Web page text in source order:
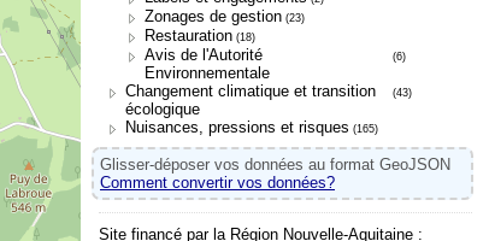
Zonages de gestion (23)
Restauration (18)
Avis de l'Autorité
Environnementale
(6)
Changement climatique et transition
écologique
(43)
Nuisances, pressions et risques (165)
Glisser-déposer vos données au format GeoJSON
Comment convertir vos données?
Site financé par la Région Nouvelle-Aquitaine :